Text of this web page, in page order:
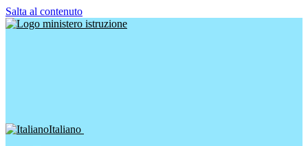
Salta al contenuto
Italiano